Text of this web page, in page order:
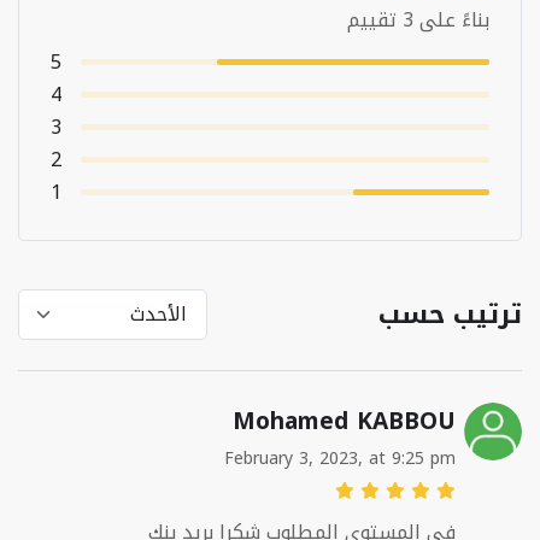
بناءً على 3 تقييم
5
4
3
2
1
ترتيب حسب
Mohamed KABBOU
February 3, 2023, at 9:25 pm
في المستوى المطلوب شكرا بريد بنك